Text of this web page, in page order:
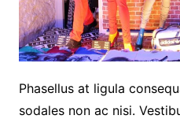
Phasellus at ligula
sodales non ac nisi.